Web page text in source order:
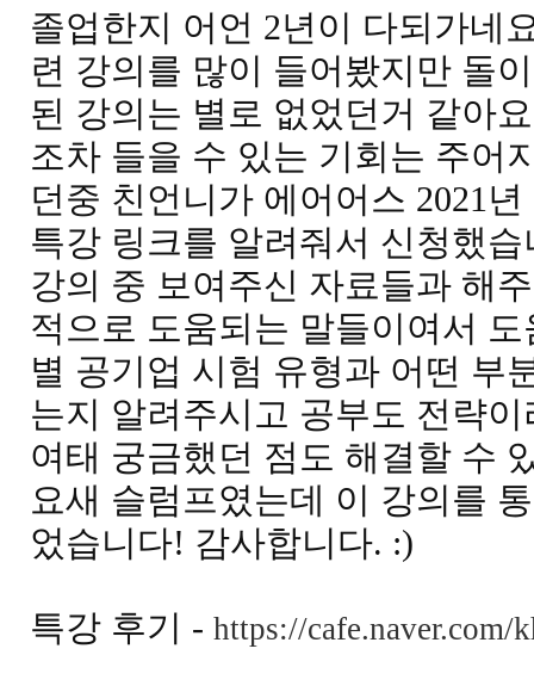
졸업한지 어언 2년이 다되가네
련 강의를 많이 들어봤지만 돌
된 강의는 별로 없었던거 같아
조차 들을 수 있는 기회는 주어
던중 친언니가 에어어스 2021
특강 링크를 알려줘서 신청했
강의 중 보여주신 자료들과 해
적으로 도움되는 말들이여서
별 공기업 시험 유형과 어떤 부
는지 알려주시고 공부도 전략
여태 궁금했던 점도 해결할 수
요새 슬럼프였는데 이 강의를
었습니다! 감사합니다. :)
특강 후기 - https://cafe.naver.com/